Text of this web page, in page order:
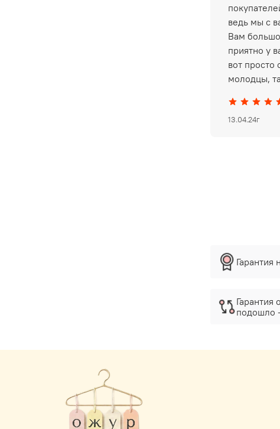
ведь мы с
Вам
приятно у
вот просто
молодцы,
13.04.24г
Гарантия
Гарантия
подошло